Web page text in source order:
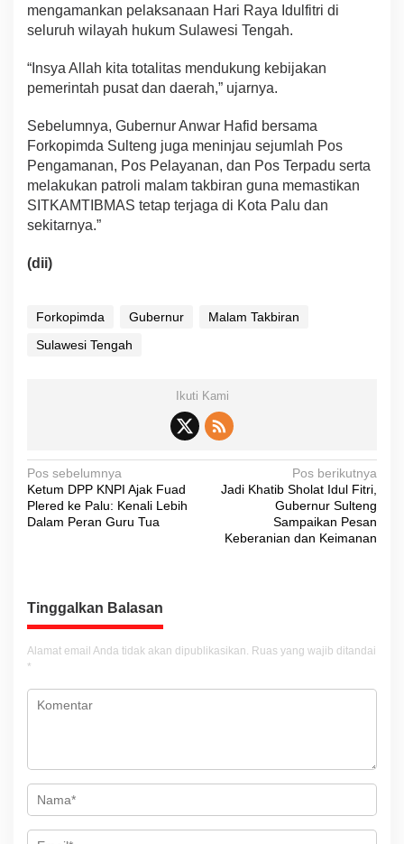
mengamankan pelaksanaan Hari Raya Idulfitri di
seluruh wilayah hukum Sulawesi Tengah.
“Insya Allah kita totalitas mendukung kebijakan
pemerintah pusat dan daerah,” ujarnya.
Sebelumnya, Gubernur Anwar Hafid bersama
Forkopimda Sulteng juga meninjau sejumlah Pos
Pengamanan, Pos Pelayanan, dan Pos Terpadu serta
melakukan patroli malam takbiran guna memastikan
SITKAMTIBMAS tetap terjaga di Kota Palu dan
sekitarnya.”
(dii)
Forkopimda Gubernur
Malam Takbiran
Sulawesi Tengah
Ikuti Kami
N
a
v
a
s
i
o
Pos sebelumnya
Ketum DPP KNPI Ajak Fuad
Plered ke Palu: Kenali Lebih
Dalam Peran Guru Tua
Pos berikutnya
Jadi Khatib Sholat Idul Fitri,
Gubernur Sulteng
Sampaikan Pesan
Keberanian dan Keimanan
Tinggalkan Balasan
Alamat email Anda tidak akan dipublikasikan. Ruas yang wajib ditandai
*